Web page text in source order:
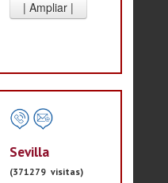
Sevilla
(371279 visitas)